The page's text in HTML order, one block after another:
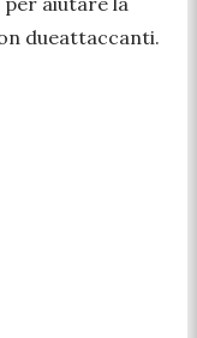
dueattaccanti.